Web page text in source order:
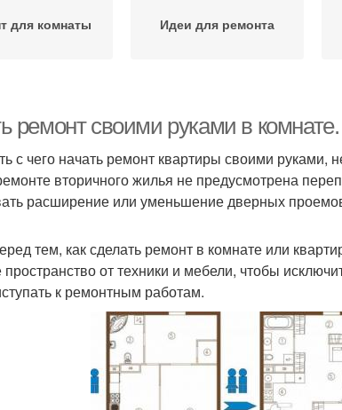
для комнаты Идеи для ремонта
ремонт своими руками в
с чего начать ремонт квартиры своими
вторичного жилья не предусмотрена
расширение или уменьшение дверных
тем, как сделать ремонт в комнате или
от техники и мебели, чтобы
к ремонтным работам.